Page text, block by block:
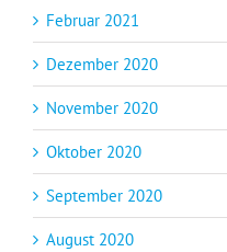
Februar 2021
Dezember 2020
November 2020
Oktober 2020
September 2020
August 2020